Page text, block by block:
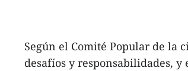
Según el Comité Popular de la
desafíos y responsabilidades,